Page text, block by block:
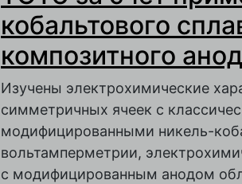
кобальтового
композитного
Изучены электрохимические
симметричных ячеек с
модифицированными никель-
вольтамперметрии,
с модифицированным анодом